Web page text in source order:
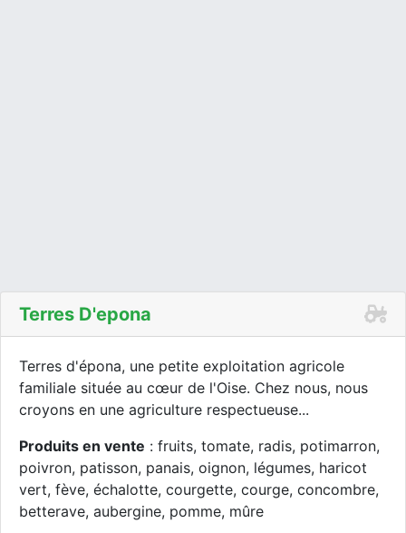
Terres D'epona
Terres d'épona, une petite exploitation agricole
familiale située au cœur de l'Oise. Chez nous, nous
croyons en une agriculture respectueuse...
Produits en vente : fruits, tomate, radis, potimarron,
poivron, patisson, panais, oignon, légumes, haricot
vert, fève, échalotte, courgette, courge, concombre,
betterave, aubergine, pomme, mûre